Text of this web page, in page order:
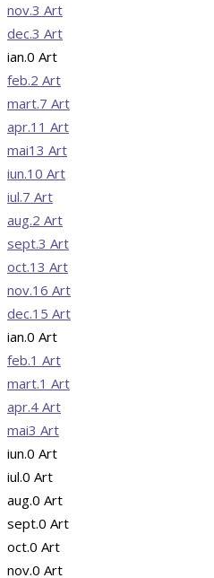
nov.3 Art
dec.3 Art
ian.0 Art
feb.2 Art
mart.7 Art
apr.11 Art
mai13 Art
iun.10 Art
iul.7 Art
aug.2 Art
sept.3 Art
oct.13 Art
nov.16 Art
dec.15 Art
ian.0 Art
feb.1 Art
mart.1 Art
apr.4 Art
mai3 Art
iun.0 Art
iul.0 Art
aug.0 Art
sept.0 Art
oct.0 Art
nov.0 Art